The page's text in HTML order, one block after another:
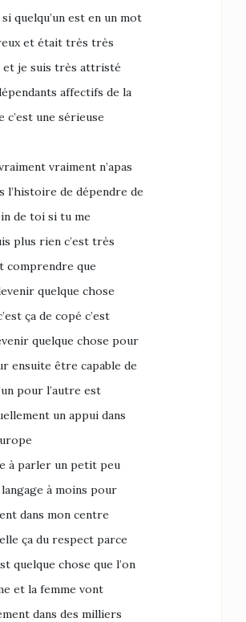
quelqu’un est en un mot
et était très très
et je suis très attristé
affectifs de la
une sérieuse
vraiment n’apas
l’histoire de dépendre de
de toi si tu me
plus rien c’est très
comprendre que
quelque chose
ça de copé c’est
quelque chose pour
ensuite être capable de
pour l’autre est
un appui dans
à parler un petit peu
langage à moins pour
dans mon centre
ça du respect parce
quelque chose que l’on
et la femme vont
dans des milliers